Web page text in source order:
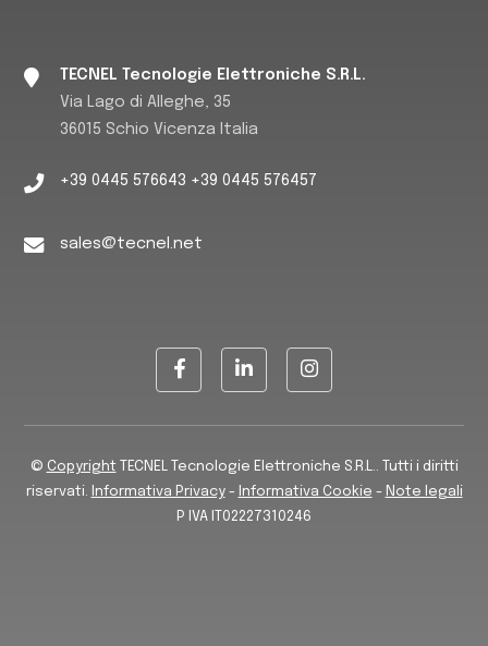
TECNEL Tecnologie Elettroniche S.R.L.
Via Lago di Alleghe, 35
36015 Schio Vicenza Italia
+39 0445 576643 +39 0445 576457
sales@tecnel.net
© CopyrightTECNEL Tecnologie Elettroniche S.R.L.. Tutti i diritti
riservati.
Informativa Privacy- Informativa Cookie - Note legali
P IVA IT02227310246